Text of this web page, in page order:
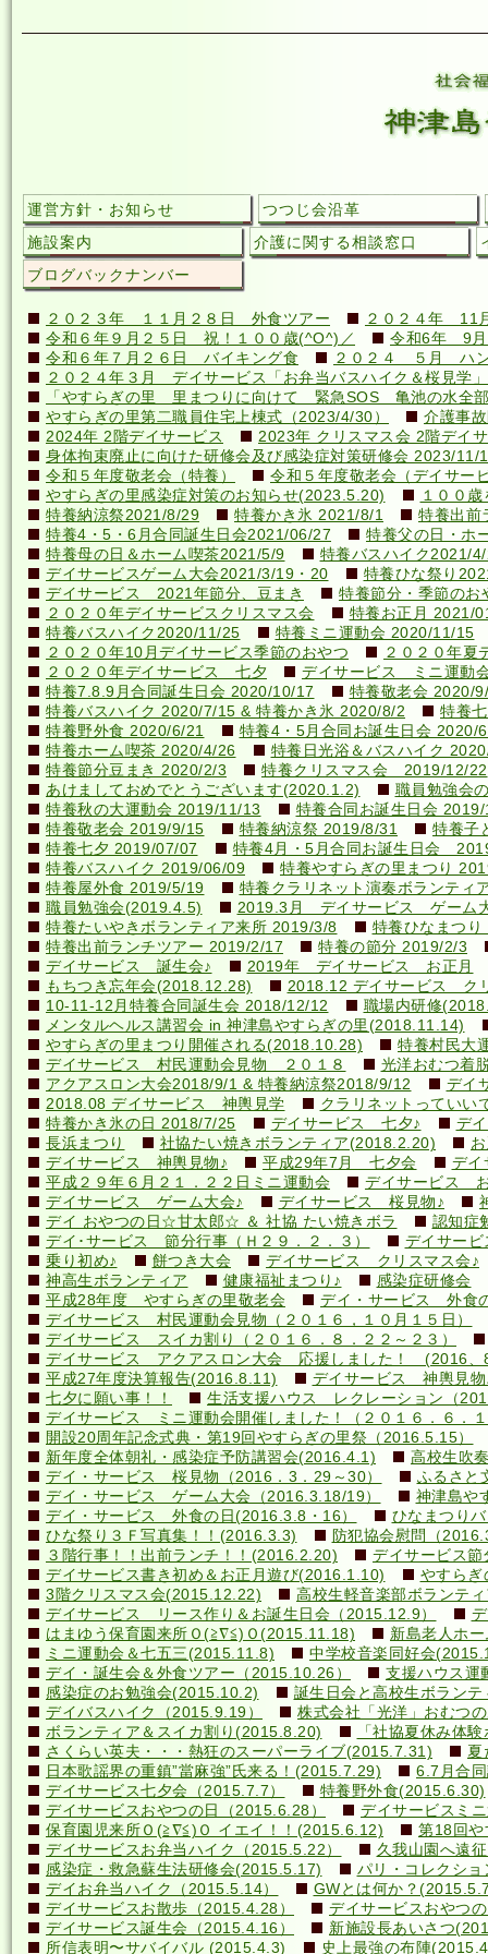
運営方針・お知らせ
つつじ会沿革
施設案内
介護に関する相談窓口
ブログバックナンバー
２０２３年 １１月２８日 外食ツアー
２０２４年 11
令和６年９月２５日 祝！１００歳(^O^)／
令和6年 9
令和６年７月２６日 バイキング食
２０２４ ５月 ハ
２０２４年３月 デイサービス「お弁当バスハイク＆桜見学」
「やすらぎの里 里まつりに向けて 緊急SOS 亀池の水全
やすらぎの里第二職員住宅上棟式（2023/4/30）
介護事
2024年 2階デイサービス
2023年 クリスマス会 2階デイ
身体拘束廃止に向けた研修会及び感染症対策研修会 2023/11/
令和５年度敬老会（特養）
令和５年度敬老会（デイサー
やすらぎの里感染症対策のお知らせ(2023.5.20)
１００
特養納涼祭2021/8/29
特養かき氷 2021/8/1
特養出前
特養4・5・6月合同誕生日会2021/06/27
特養父の日・ホ
特養母の日＆ホーム喫茶2021/5/9
特養バスハイク2021/
デイサービスゲーム大会2021/3/19・20
特養ひな祭り
デイサービス 2021年節分、豆まき
特養節分・季節の
２０２０年デイサービスクリスマス会
特養お正月 2021/
特養バスハイク2020/11/25
特養ミニ運動会 2020/11/15
２０２０年10月デイサービス季節のおやつ
２０２０年夏
２０２０年デイサービス 七夕
デイサービス ミニ運動
特養7.8.9月合同誕生日会 2020/10/17
特養敬老会 2020/
特養バスハイク 2020/7/15 & 特養かき氷 2020/8/2
特養
特養野外食 2020/6/21
特養4・5月合同お誕生日会 2020/
特養ホーム喫茶 2020/4/26
特養日光浴＆バスハイク
特養節分豆まき 2020/2/3
特養クリスマス会 2019/12/22
あけましておめでとうございます(2020.1.2)
職員勉強会
特養秋の大運動会 2019/11/13
特養合同お誕生日会
特養敬老会 2019/9/15
特養納涼祭 2019/8/31
特養子
特養七夕 2019/07/07
特養4月・5月合同お誕生日会
特養バスハイク 2019/06/09
特養やすらぎの里まつり
特養屋外食 2019/5/19
特養クラリネット演奏ボランティ
職員勉強会(2019.4.5)
2019.3月 デイサービス ゲーム
特養たいやきボランティア来所 2019/3/8
特養ひなまつ
特養出前ランチツアー 2019/2/17
特養の節分 2019/2/3
デイサービス 誕生会♪
2019年 デイサービス お正月
もちつき忘年会(2018.12.28)
2018.12 デイサービス ク
10-11-12月特養合同誕生会 2018/12/12
職場内研修
メンタルヘルス講習会 in 神津島やすらぎの里(2018.11.14)
やすらぎの里まつり開催される(2018.10.28)
特養村民大
デイサービス 村民運動会見物 ２０１８
光洋おむつ着
アクアスロン大会2018/9/1 & 特養納涼祭2018/9/12
デイ
2018.08 デイサービス 神輿見学
クラリネットってい
特養かき氷の日 2018/7/25
デイサービス 七夕♪
デ
長浜まつり
社協たい焼きボランティア(2018.2.20)
デイサービス 神輿見物♪
平成29年7月 七夕会
デイ
平成２９年６月２１．２２日ミニ運動会
デイサービス
デイサービス ゲーム大会♪
デイサービス 桜見物♪
デイ おやつの日☆甘太郎☆ ＆ 社協 たい焼きボラ
認知症
デイ･サービス 節分行事（Ｈ２９．２．３）
デイサー
乗り初め♪
餅つき大会
デイサービス クリスマス会♪
神高生ボランティア
健康福祉まつり♪
感染症研修会
平成28年度 やすらぎの里敬老会
デイ・サービス 外食
デイサービス 村民運動会見物（２０１６，１０月１５日）
デイサービス スイカ割り（２０１６．８．２２～２３）
デイサービス アクアスロン大会 応援しました！ (2016、
平成27年度決算報告(2016.8.11)
デイサービス 神輿見物
七夕に願い事！！
生活支援ハウス レクレーション（
デイサービス ミニ運動会開催しました！（２０１６．６．
開設20周年記念式典・第19回やすらぎの里祭（2016.5.15）
新年度全体朝礼・感染症予防講習会(2016.4.1)
高校生吹
デイ・サービス 桜見物（2016．3．29～30）
ふるさと
デイ・サービス ゲーム大会（2016.3.18/19）
神津島や
デイ・サービス 外食の日(2016.3.8・16）
ひなまつり
ひな祭り３Ｆ写真集！！(2016.3.3)
防犯協会慰問（
３階行事！！出前ランチ！！(2016.2.20)
デイサービス
デイサービス書き初め＆お正月遊び(2016.1.10)
やすら
3階クリスマス会(2015.12.22)
高校生軽音楽部ボランテ
デイサービス リース作り＆お誕生日会（2015.12.9）
はまゆう保育園来所Ｏ(≧∇≦)Ｏ(2015.11.18)
新島老人ホ
ミニ運動会＆七五三(2015.11.8)
中学校音楽同好会
デイ・誕生会＆外食ツアー（2015.10.26）
支援ハウス運
感染症のお勉強会(2015.10.2)
誕生日会と高校生ボラン
デイバスハイク（2015.9.19）
株式会社「光洋」おむつ
ボランティア＆スイカ割り(2015.8.20)
「社協夏休み体
さくらい英夫・・・熱狂のスーパーライブ(2015.7.31)
夏
日本歌謡界の重鎮”當麻強”氏来る！(2015.7.29)
6.7月合
デイサービス七夕会（2015.7.7）
特養野外食(2015.6.30)
デイサービスおやつの日（2015.6.28）
デイサービスミ
保育園児来所Ｏ(≧∇≦)Ｏ イエイ！！(2015.6.12)
第18回
デイサービスお弁当ハイク（2015.5.22）
久我山園へ遠
感染症・救急蘇生法研修会(2015.5.17)
パリ・コレクシ
デイお弁当ハイク（2015.5.14）
GWとは何か？
デイサービスお散歩（2015.4.28）
デイサービスおやつ
デイサービス誕生会（2015.4.16）
新施設長あいさつ
所信表明〜サバイバル (2015.4.3)
史上最強の布陣